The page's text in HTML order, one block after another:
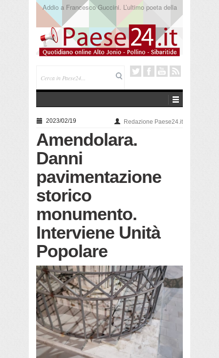
Saracena. Presentato “America”, il romanzo di Luigi
Pandolfi che racconta l’emigrazione
2023/02/19 Redazione Paese24.it
Amendolara.
Danni
pavimentazione
storico
monumento.
Interviene Unità
Popolare